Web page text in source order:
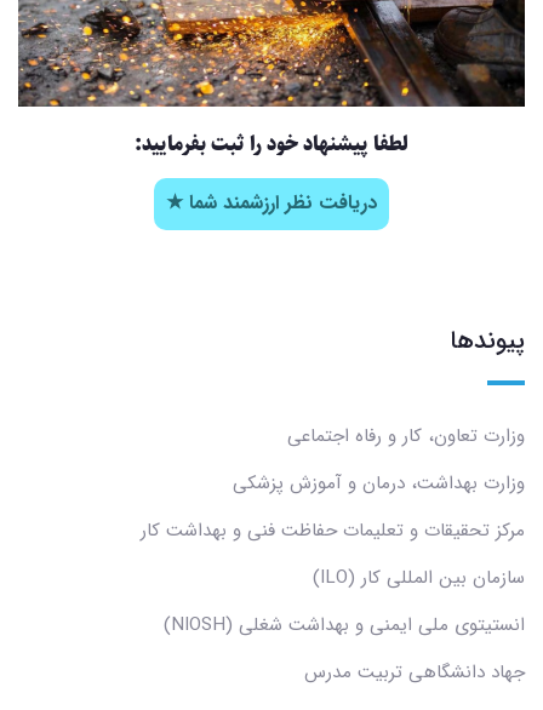
لطفا پیشنهاد خود را ثبت بفرمایید:
دریافت نظر ارزشمند شما ★
پیوندها
وزارت تعاون، کار و رفاه اجتماعی
وزارت بهداشت، درمان و آموزش پزشکی
مرکز تحقیقات و تعلیمات حفاظت فنی و بهداشت کار
سازمان بین المللی کار (ILO)
انستیتوی ملی ایمنی و بهداشت شغلی (NIOSH)
جهاد دانشگاهی تربیت مدرس